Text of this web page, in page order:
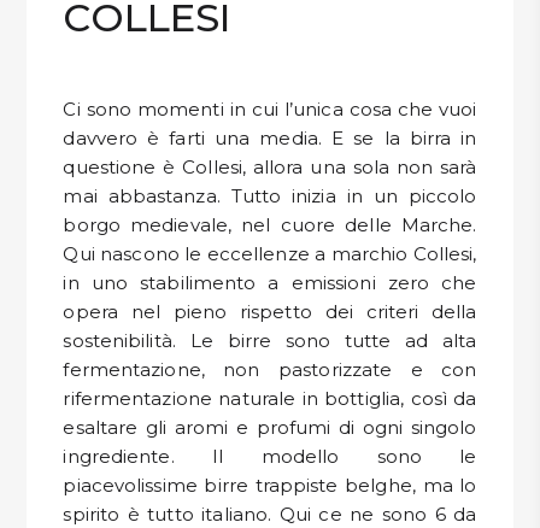
DISPENSA
-30%
Accedi
Gift
COLLESI
Ci sono momenti in cui l’unica cosa che vuoi
davvero è farti una media. E se la birra in
questione è Collesi, allora una sola non sarà
mai abbastanza. Tutto inizia in un piccolo
borgo medievale, nel cuore delle Marche.
Qui nascono le eccellenze a marchio Collesi,
in uno stabilimento a emissioni zero che
opera nel pieno rispetto dei criteri della
sostenibilità. Le birre sono tutte ad alta
fermentazione, non pastorizzate e con
rifermentazione naturale in bottiglia, così da
esaltare gli aromi e profumi di ogni singolo
ingrediente. Il modello sono le
piacevolissime birre trappiste belghe, ma lo
spirito è tutto italiano. Qui ce ne sono 6 da
Confermo di aver letto l'
VOGLIO LO SCONTO